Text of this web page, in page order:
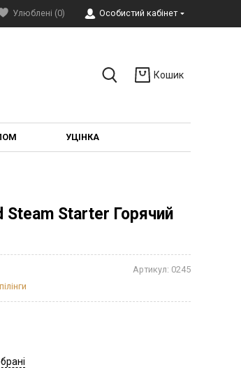
Улюблені (0) Особистий кабінет
Кошик
УЦІНКА
Steam Starter Горячий
Артикул: 0245